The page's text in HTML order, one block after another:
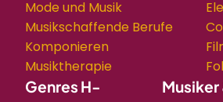
Mode und Musik
Musikschaffende Berufe
Komponieren
Musiktherapie
Genres H- Musiker